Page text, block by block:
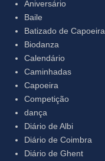
Aniversário
Baile
Batizado de Capoeira
Biodanza
Calendário
Caminhadas
Capoeira
Competição
dança
Diário de Albi
Diário de Coimbra
Diário de Ghent